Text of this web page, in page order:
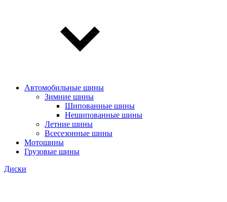
Автомобильные шины
Зимние шины
Шипованные шины
Нешипованные шины
Летние шины
Всесезонные шины
Мотошины
Грузовые шины
Диски